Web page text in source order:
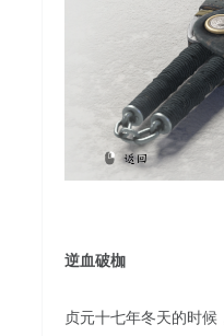
逆血破枷
贞元十七年冬天的时